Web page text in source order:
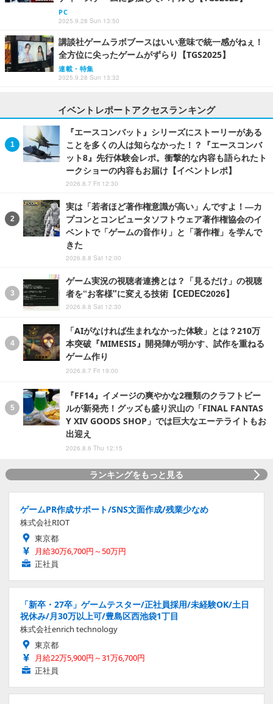
PC
2025.9.28 Sun 13:50
講談社ゲームラボブースはいい意味で統一感がねぇ！
全方位に尖ったゲームがずらり【TGS2025】
連載・特集
2025.9.28 Sun 13:32
イベントレポートアクセスランキング
『エースコンバット』シリーズにストーリーがある
ことを多くの人は知らなかった！？『エースコンバ
ット8』先行体験会レポ。衝撃的な内容も語られたト
ークショーの内容もお届け【イベントレポ】
2026.8.7 Fri 12:30
実は「若者ほど著作権意識が高い」んですよ！―カ
プコンとコンピュータソフトウェア著作権協会のイ
ベントで「ゲームの音作り」と「著作権」を学んで
きた
2026.8.8 Sat 12:00
ゲーム実況の視聴者連携とは？「見るだけ」の視聴
者を“お客様"に変える技術【CEDEC2026】
2026.8.8 Sat 12:30
「AIがなければ生まれなかった体験」とは？210万
本突破『MIMESIS』開発陣が明かす、試作を重ねる
ゲーム作り
2026.8.7 Fri 19:00
『FF14』イメージの爽やかな2種類のクラフトビー
ルが新発売！グッズも盛り沢山の「FINAL FANTAS
Y XIV GOODS SHOP」では巨大なエーテライトもお
出迎え
2026.8.6 Thu 12:15
ランキングをもっと見る
ゲームPR作成サポート/SNS文面作成/残業少なめ
株式会社RIOT
東京都
月給30万6,700円～50万円
正社員
「新卒・27卒」ゲームテスター/正社員採用/未経験OK/土日
祝休み/月30万以上可/豊島区西池袋1丁目
株式会社enrich technology
東京都
月給22万5,900円～31万6,700円
正社員